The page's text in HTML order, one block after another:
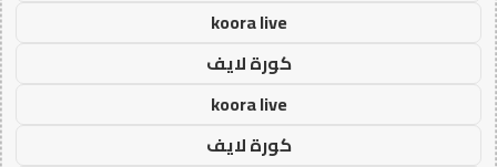
koora live
كورة لايف
koora live
كورة لايف